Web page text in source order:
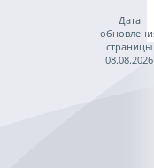
Дата
страницы
08.08.2026